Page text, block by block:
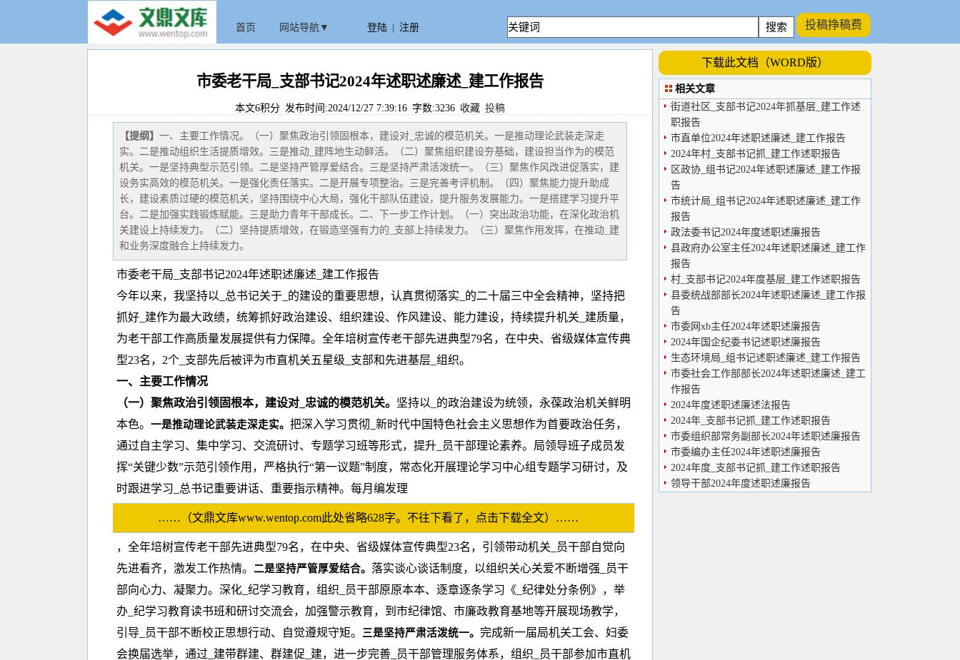
首页 网站导航▼ 登陆 注册 投稿挣稿费
市委老干局_支部书记2024年述职述廉述_建工作报告
本文6积分 发布时间:2024/12/27 7:39:16 字数:3236 收藏 投稿
【提纲】 一、主要工作情况。（一）聚焦政治引领固根本，建设对_忠诚的模范机关。一是推动理论武装走深走
实。二是推动组织生活提质增效。三是推动_建阵地生动鲜活。（二）聚焦组织建设夯基础，建设担当作为的模范
机关。一是坚持典型示范引领。二是坚持严管厚爱结合。三是坚持严肃活泼统一。（三）聚焦作风改进促落实，建
设务实高效的模范机关。一是强化责任落实。二是开展专项整治。三是完善考评机制。（四）聚焦能力提升助成
长，建设素质过硬的模范机关，坚持围绕中心大局，强化干部队伍建设，提升服务发展能力。一是搭建学习提升平
台。二是加强实践锻炼赋能。三是助力青年干部成长。二、下一步工作计划。（一）突出政治功能，在深化政治机
关建设上持续发力。（二）坚持提质增效，在锻造坚强有力的_支部上持续发力。（三）聚焦作用发挥，在推动_建
和业务深度融合上持续发力。
市委老干局_支部书记2024年述职述廉述_建工作报告
今年以来，我坚持以_总书记关于_的建设的重要思想，认真贯彻落实_的二十届三中全会精神，坚持把
抓好_建作为最大政绩，统筹抓好政治建设、组织建设、作风建设、能力建设，持续提升机关_建质量，
为老干部工作高质量发展提供有力保障。全年培树宣传老干部先进典型79名，在中央、省级媒体宣传典
型23名，2个_支部先后被评为市直机关五星级_支部和先进基层_组织。
一、主要工作情况
（一）聚焦政治引领固根本，建设对_忠诚的模范机关。 坚持以_的政治建设为统领，永葆政治机关鲜明
本色。 一是推动理论武装走深走实。 把深入学习贯彻_新时代中国特色社会主义思想作为首要政治任务，
通过自主学习、集中学习、交流研讨、专题学习班等形式，提升_员干部理论素养。局领导班子成员发
挥“关键少数”示范引领作用，严格执行“第一议题”制度，常态化开展理论学习中心组专题学习研讨，及
时跟进学习_总书记重要讲话、重要指示精神。每月编发理
……（文鼎文库www.wentop.com此处省略628字。不往下看了，点击下载全文）……
，全年培树宣传老干部先进典型79名，在中央、省级媒体宣传典型23名，引领带动机关_员干部自觉向
先进看齐，激发工作热情。 二是坚持严管厚爱结合。 落实谈心谈话制度，以组织关心关爱不断增强_员干
部向心力、凝聚力。深化_纪学习教育，组织_员干部原原本本、逐章逐条学习《_纪律处分条例》，举
办_纪学习教育读书班和研讨交流会，加强警示教育，到市纪律馆、市廉政教育基地等开展现场教学，
引导_员干部不断校正思想行动、自觉遵规守矩。 三是坚持严肃活泼统一。 完成新一届局机关工会、妇委
会换届选举，通过_建带群建、群建促_建，进一步完善_员干部管理服务体系，组织_员干部参加市直机
下载此文档（WORD版）
相关文章
街道社区_支部书记2024年抓基层_建工作述
职报告
市直单位2024年述职述廉述_建工作报告
2024年村_支部书记抓_建工作述职报告
区政协_组书记2024年述职述廉述_建工作报
告
市统计局_组书记2024年述职述廉述_建工作
报告
政法委书记2024年度述职述廉报告
县政府办公室主任2024年述职述廉述_建工作
报告
村_支部书记2024年度基层_建工作述职报告
县委统战部部长2024年述职述廉述_建工作报
告
市委网xb主任2024年述职述廉报告
2024年国企纪委书记述职述廉报告
生态环境局_组书记述职述廉述_建工作报告
市委社会工作部部长2024年述职述廉述_建工
作报告
2024年度述职述廉述法报告
2024年_支部书记抓_建工作述职报告
市委组织部常务副部长2024年述职述廉报告
市委编办主任2024年述职述廉报告
2024年度_支部书记抓_建工作述职报告
领导干部2024年度述职述廉报告